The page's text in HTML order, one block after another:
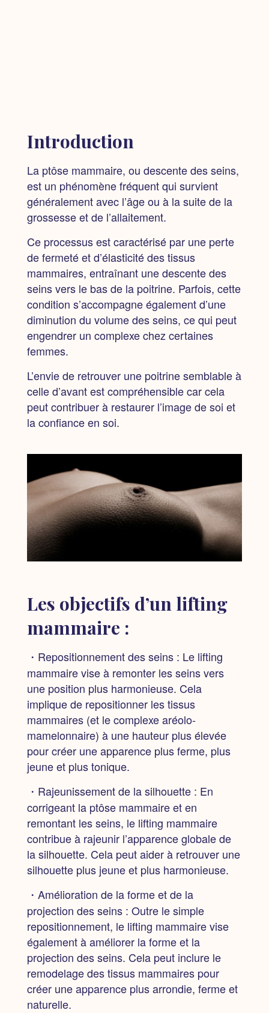
Introduction
La ptôse mammaire, ou descente des seins,
est un phénomène fréquent qui survient
généralement avec l’âge ou à la suite de la
grossesse et de l’allaitement.
Ce processus est caractérisé par une perte
de fermeté et d’élasticité des tissus
mammaires, entraînant une descente des
seins vers le bas de la poitrine. Parfois, cette
condition s’accompagne également d’une
diminution du volume des seins, ce qui peut
engendrer un complexe chez certaines
femmes.
L’envie de retrouver une poitrine semblable à
celle d’avant est compréhensible car cela
peut contribuer à restaurer l’image de soi et
la confiance en soi.
Les objectifs d’un lifting
mammaire :
・Repositionnement des seins : Le lifting
mammaire vise à remonter les seins vers
une position plus harmonieuse. Cela
implique de repositionner les tissus
mammaires (et le complexe aréolo-
mamelonnaire) à une hauteur plus élevée
pour créer une apparence plus ferme, plus
jeune et plus tonique.
・Rajeunissement de la silhouette : En
corrigeant la ptôse mammaire et en
remontant les seins, le lifting mammaire
contribue à rajeunir l’apparence globale de
la silhouette. Cela peut aider à retrouver une
silhouette plus jeune et plus harmonieuse.
・Amélioration de la forme et de la
projection des seins : Outre le simple
repositionnement, le lifting mammaire vise
également à améliorer la forme et la
projection des seins. Cela peut inclure le
remodelage des tissus mammaires pour
créer une apparence plus arrondie, ferme et
naturelle.